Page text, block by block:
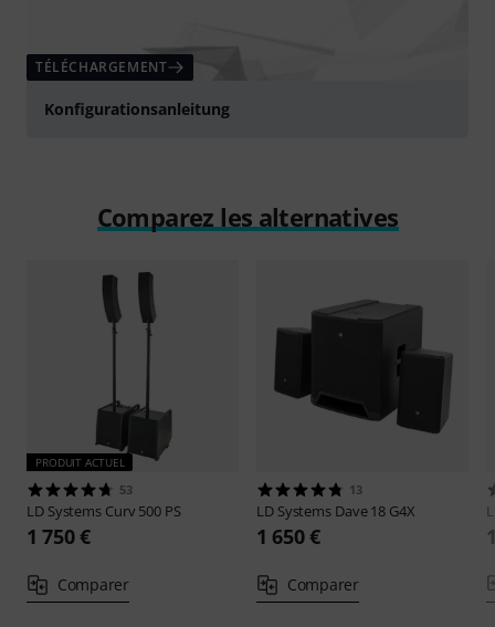
TÉLÉCHARGEMENT
Konfigurationsanleitung
Comparez les alternatives
PRODUIT ACTUEL
53
LD Systems Curv 500 PS
1 750 €
Comparer
13
LD Systems Dave 18 G4X
1 650 €
Comparer